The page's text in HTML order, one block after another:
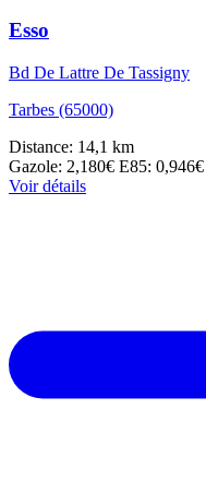
Esso
Bd De Lattre De Tassigny
Tarbes (65000)
Distance: 14,1 km
Gazole: 2,180€ E85: 0,946€
Voir détails